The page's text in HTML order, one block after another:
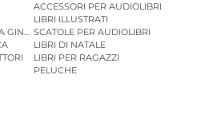
ACCESSORI PER AUDIOLIBRI
LIBRI ILLUSTRATI
GINNASTICA
SCATOLE PER AUDIOLIBRI
LIBRI DI NATALE
LIBRI PER RAGAZZI
PELUCHE